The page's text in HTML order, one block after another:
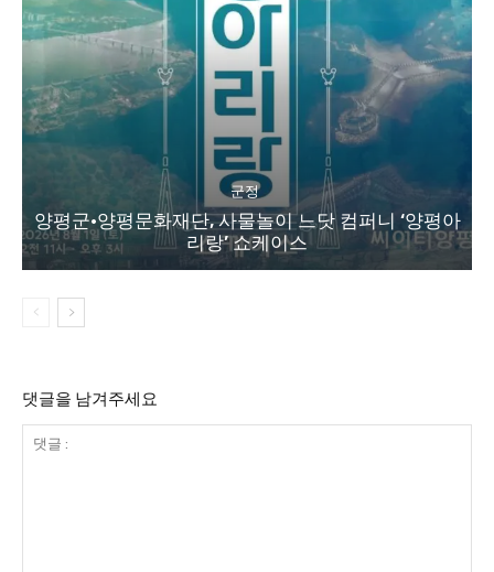
군정
양평군·양평문화재단, 사물놀이 느닷 컴퍼니 ‘양평아
리랑’ 쇼케이스
댓글을 남겨주세요